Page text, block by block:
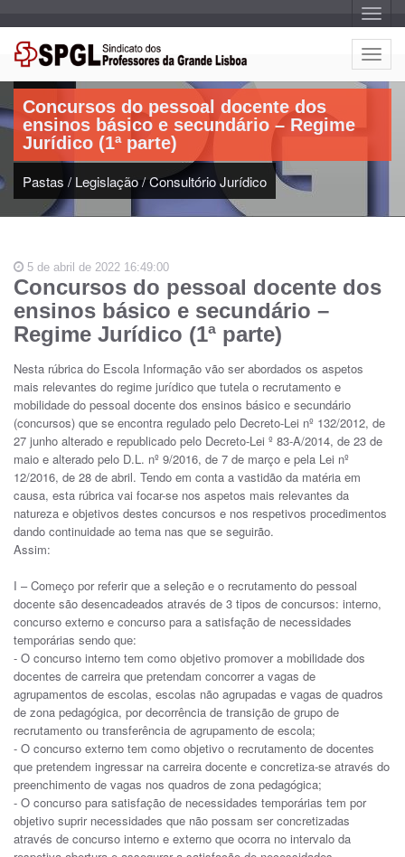
A
l
t
e
r
a
g
o
A
l
t
a
a
a
Artigo:
Concursos do pessoal docente dos
ensinos básico e secundário – Regime
Jurídico (1ª parte)
Pastas / Legislação/Consultório Jurídico
5 de abril de 2022 16:49:00
Concursos do pessoal docente dos
ensinos básico e secundário –
Regime Jurídico (1ª parte)
Nesta rúbrica do Escola Informação vão ser abordados os aspetos
mais relevantes do regime jurídico que tutela o recrutamento e
mobilidade do pessoal docente dos ensinos básico e secundário
(concursos) que se encontra regulado pelo Decreto-Lei nº 132/2012, de
27 junho alterado e republicado pelo Decreto-Lei º 83-A/2014, de 23 de
maio e alterado pelo D.L. nº 9/2016, de 7 de março e pela Lei nº
12/2016, de 28 de abril. Tendo em conta a vastidão da matéria em
causa, esta rúbrica vai focar-se nos aspetos mais relevantes da
natureza e objetivos destes concursos e nos respetivos procedimentos
dando continuidade ao tema nas que se seguirão.
Assim:
I – Começo por referir que a seleção e o recrutamento do pessoal
docente são desencadeados através de 3 tipos de concursos: interno,
concurso externo e concurso para a satisfação de necessidades
temporárias sendo que:
- O concurso interno tem como objetivo promover a mobilidade dos
docentes de carreira que pretendam concorrer a vagas de
agrupamentos de escolas, escolas não agrupadas e vagas de quadros
de zona pedagógica, por decorrência de transição de grupo de
recrutamento ou transferência de agrupamento de escola;
- O concurso externo tem como objetivo o recrutamento de docentes
que pretendem ingressar na carreira docente e concretiza-se através do
preenchimento de vagas nos quadros de zona pedagógica;
- O concurso para satisfação de necessidades temporárias tem por
objetivo suprir necessidades que não possam ser concretizadas
através de concurso interno e externo que ocorra no intervalo da